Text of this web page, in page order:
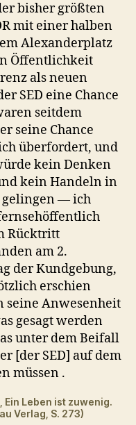
bisher größten
mit einer halben
Alexanderplatz
Öffentlichkeit
als neuen
SED eine Chance
seitdem
seine Chance
überfordert, und
kein Denken
kein Handeln in
— ich
Rücktritt
am 2.
der Kundgebung,
erschien
seine Anwesenheit
gesagt werden
unter dem Beifall
[der SED] auf dem
müssen .
Ein Leben ist zuwenig.
Verlag, S. 273)